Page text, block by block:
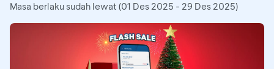
Masa berlaku sudah lewat (01 Des 2025 - 29 Des 2025)